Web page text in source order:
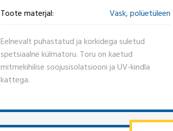
Toote materjal: Vask, polüetüleen
Eelnevalt puhastatud ja korkidega suletud
spetsiaalne külmatoru. Toru on kaetud
mitmekihilise soojusisolatsiooni ja UV-kindla
kattega.